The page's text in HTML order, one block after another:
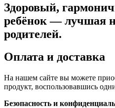
Здоровый,
ребёнок — лучшая
родителей.
Оплата и доставка
На нашем сайте вы можете
продукт, воспользовавшись
Безопасность и